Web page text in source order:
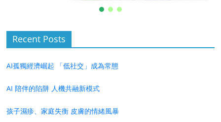
Recent Posts
AI孤獨經濟崛起 「低社交」成為常態
AI 陪伴的陷阱 人機共融新模式
孩子濕疹、家庭失衡 皮膚的情緒風暴